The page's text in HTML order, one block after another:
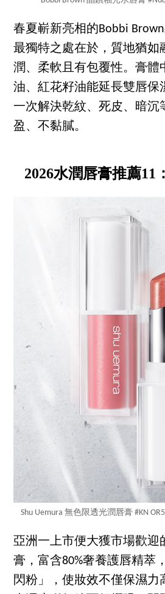
春夏嶄新亮相的Bobbi
最獨特之處在於，質地猶如
潤、柔軟且有包覆性。膏體
油、紅花籽油能延長雙唇保
一次解決乾紋、死皮、暗沉
盈、不黏膩。
2026水潤唇膏推薦11
Shu Uemura 無色限透光潤唇膏 #KN
亞洲一上市便大獲市場歡迎
膏，富含80%奢養護唇精萃
閃粉」，使妝效不僅保濕力